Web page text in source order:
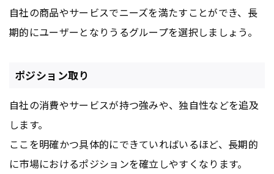
自社の商品やサービスでニーズを満たすことができ、長
期的にユーザーとなりうるグループを選択しましょう。
ポジション取り
自社の消費やサービスが持つ強みや、独自性などを追及
します。
ここを明確かつ具体的にできていればいるほど、長期的
に市場におけるポジションを確立しやすくなります。